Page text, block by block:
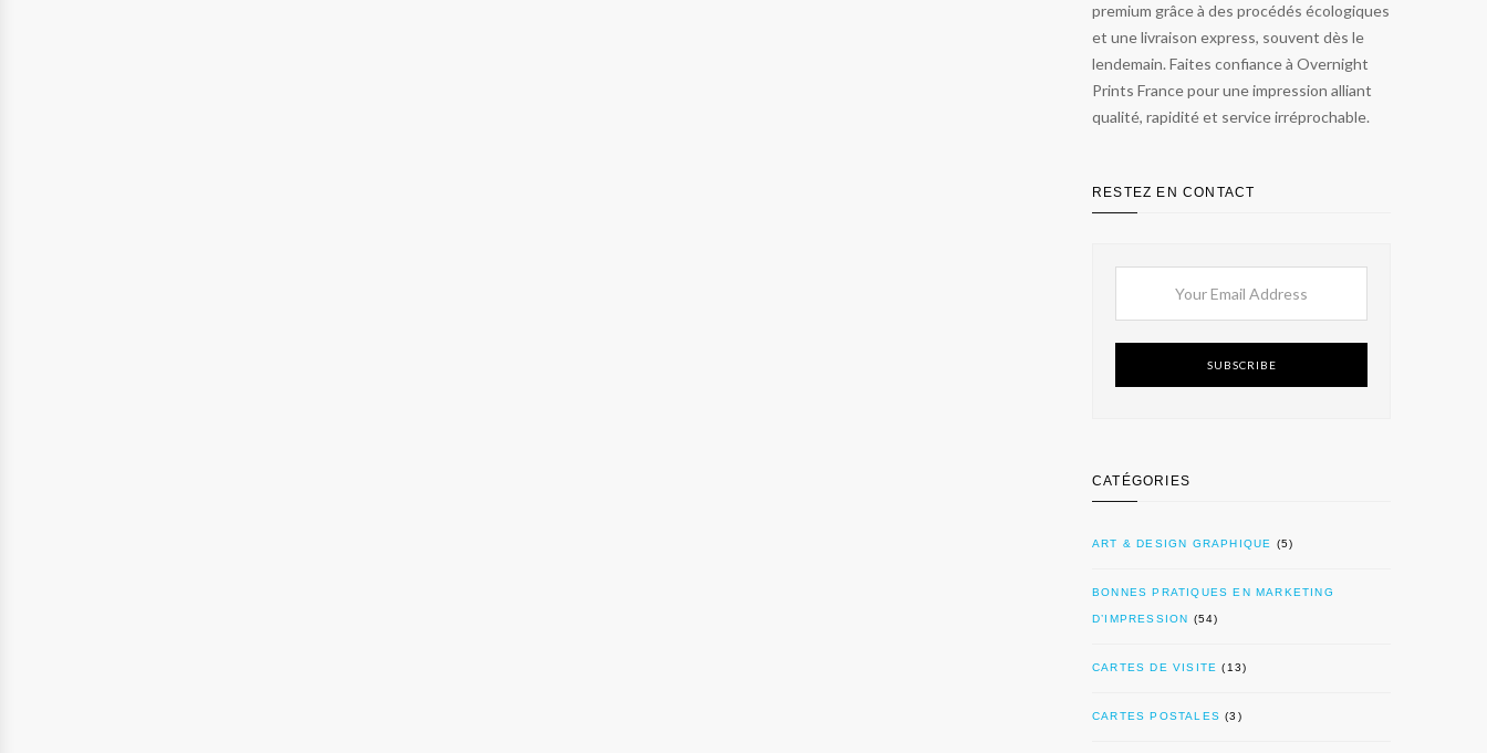
premium grâce à des procédés écologiques
et une livraison express, souvent dès le
lendemain. Faites confiance à Overnight
Prints France pour une impression alliant
qualité, rapidité et service irréprochable.
RESTEZ EN CONTACT
SUBSCRIBE
CATÉGORIES
ART & DESIGN GRAPHIQUE (5)
BONNES PRATIQUES EN MARKETING
D’IMPRESSION (54)
CARTES DE VISITE (13)
CARTES POSTALES (3)